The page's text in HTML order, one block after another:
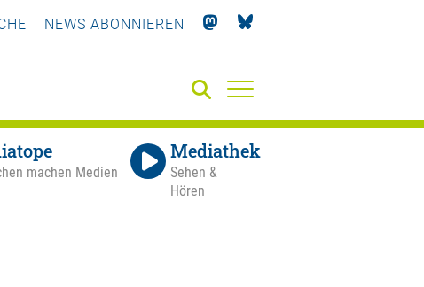
NEWS ABONNIEREN
machen Medien
Mediathek
Sehen &
Hören